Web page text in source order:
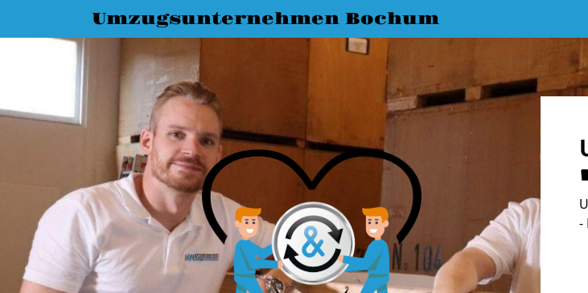
Umzugsunternehmen Bochum
-